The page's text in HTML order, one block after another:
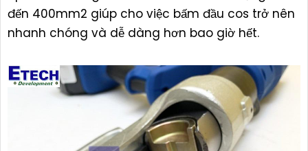
đến 400mm2 giúp cho việc bấm đầu cos trở nên
nhanh chóng và dễ dàng hơn bao giờ hết.